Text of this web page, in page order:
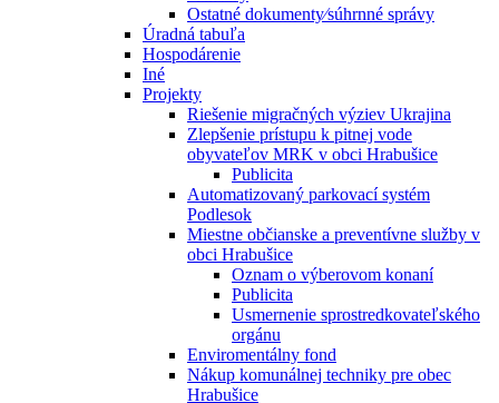
Ostatné dokumenty⁄súhrnné správy
Úradná tabuľa
Hospodárenie
Iné
Projekty
Riešenie migračných výziev Ukrajina
Zlepšenie prístupu k pitnej vode
obyvateľov MRK v obci Hrabušice
Publicita
Automatizovaný parkovací systém
Podlesok
Miestne občianske a preventívne služby v
obci Hrabušice
Oznam o výberovom konaní
Publicita
Usmernenie sprostredkovateľského
orgánu
Enviromentálny fond
Nákup komunálnej techniky pre obec
Hrabušice